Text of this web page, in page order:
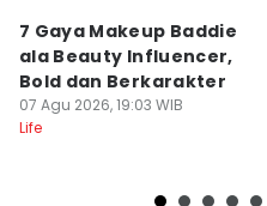
7 Gaya Makeup Baddie
ala Beauty Influencer,
Bold dan Berkarakter
07 Agu 2026, 19:03 WIB
Life